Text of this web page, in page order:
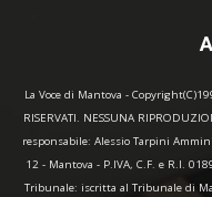
La Voce di Mantova -
RISERVATI. NESSUNA
responsabile: Alessio Tarpini
12 - Mantova - P.IVA, C.F. e R.I.
Tribunale: iscritta al Tribunale di